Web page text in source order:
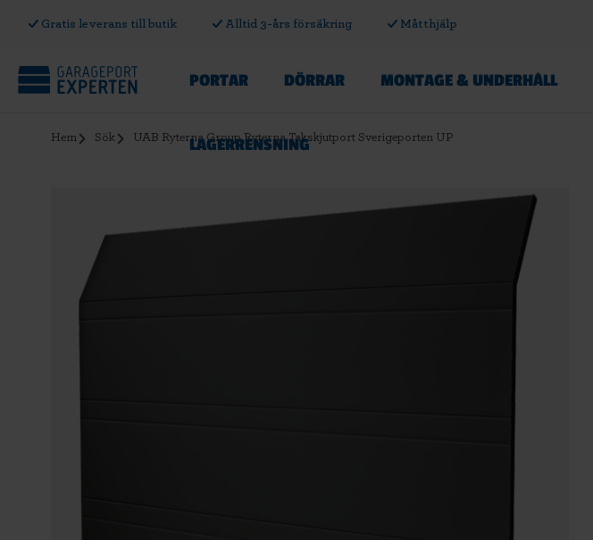
Gratis leverans till butik Alltid 3-års försäkring Måtthjälp
PORTAR DÖRRAR MONTAGE & UNDERHÅLL
LAGERRENSNING
Hem Sök UAB Ryterna Group Ryterna Takskjutport Sverigeporten UP